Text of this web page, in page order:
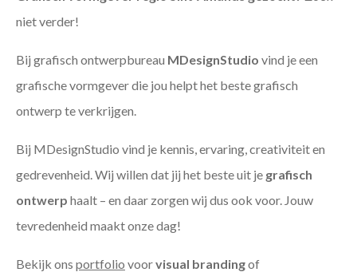
niet verder!
Bij grafisch ontwerpbureau MDesignStudio vind je een
grafische vormgever die jou helpt het beste grafisch
ontwerp te verkrijgen.
Bij MDesignStudio vind je kennis, ervaring, creativiteit en
gedrevenheid. Wij willen dat jij het beste uit je grafisch
ontwerp haalt – en daar zorgen wij dus ook voor. Jouw
tevredenheid maakt onze dag!
Bekijk ons portfolio voorvisual brandingof